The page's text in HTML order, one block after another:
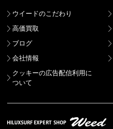
ウイードのこだわり
高価買取
ブログ
会社情報
クッキーの広告配信利用に
ついて